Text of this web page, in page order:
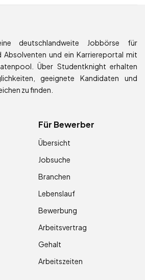
deutschlandweite Jobbörse für
Absolventen und ein Karriereportal mit
Über Studentknight erhalten
geeignete Kandidaten und
zu finden.
Für Bewerber
Übersicht
Jobsuche
Branchen
Lebenslauf
Bewerbung
Arbeitsvertrag
Gehalt
Arbeitszeiten